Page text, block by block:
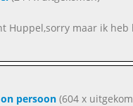
Huppel,sorry maar ik heb
persoon(604 x